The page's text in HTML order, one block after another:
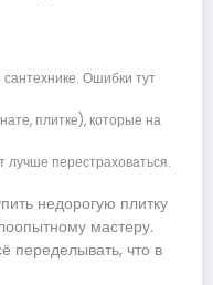
Ошибки тут
плитке), которые на
лучше перестраховаться.
недорогую плитку
мастеру.
переделывать, что в